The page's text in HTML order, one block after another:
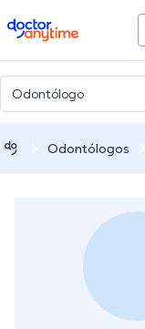
doctoranytime
Odontólogos